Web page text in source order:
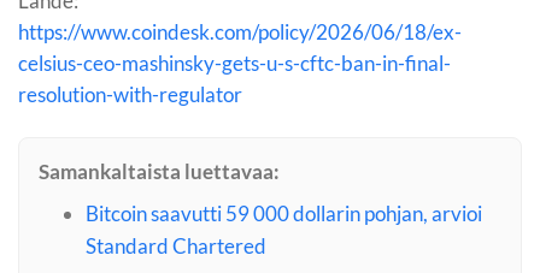
https://www.coindesk.com/policy/2026/06/18/ex-
celsius-ceo-mashinsky-gets-u-s-cftc-ban-in-final-
resolution-with-regulator
Samankaltaista luettavaa:
Bitcoin saavutti 59 000 dollarin pohjan, arvioi
Standard Chartered